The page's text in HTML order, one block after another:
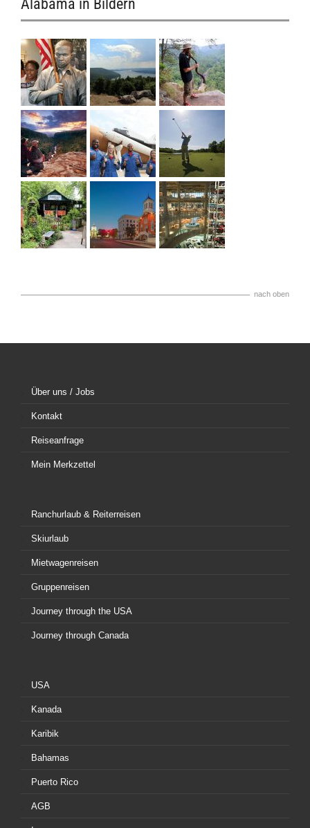
Alabama in Bildern
nach oben
Über uns / Jobs
Kontakt
Reiseanfrage
Mein Merkzettel
Ranchurlaub & Reiterreisen
Skiurlaub
Mietwagenreisen
Gruppenreisen
Journey through the USA
Journey through Canada
USA
Kanada
Karibik
Bahamas
Puerto Rico
AGB